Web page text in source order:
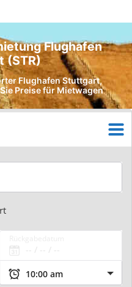
Flughafen
(STR)
Flughafen Stuttgart,
Preise für Mietwagen